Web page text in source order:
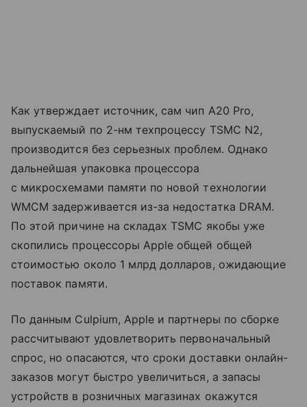
Как утверждает источник, сам чип A20 Pro,
выпускаемый по 2-нм техпроцессу TSMC N2,
производится без серьезных проблем. Однако
дальнейшая упаковка процессора
с микросхемами памяти по новой технологии
WMCM задерживается из-за недостатка DRAM.
По этой причине на складах TSMC якобы уже
скопились процессоры Apple общей общей
стоимостью около 1 млрд долларов, ожидающие
поставок памяти.
По данным Culpium, Apple и партнеры по сборке
рассчитывают удовлетворить первоначальный
спрос, но опасаются, что сроки доставки онлайн-
заказов могут быстро увеличиться, а запасы
устройств в розничных магазинах окажутся